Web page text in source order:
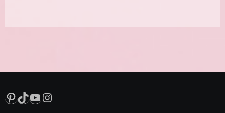
Pinterest
TikTok
YouTube
Instagram